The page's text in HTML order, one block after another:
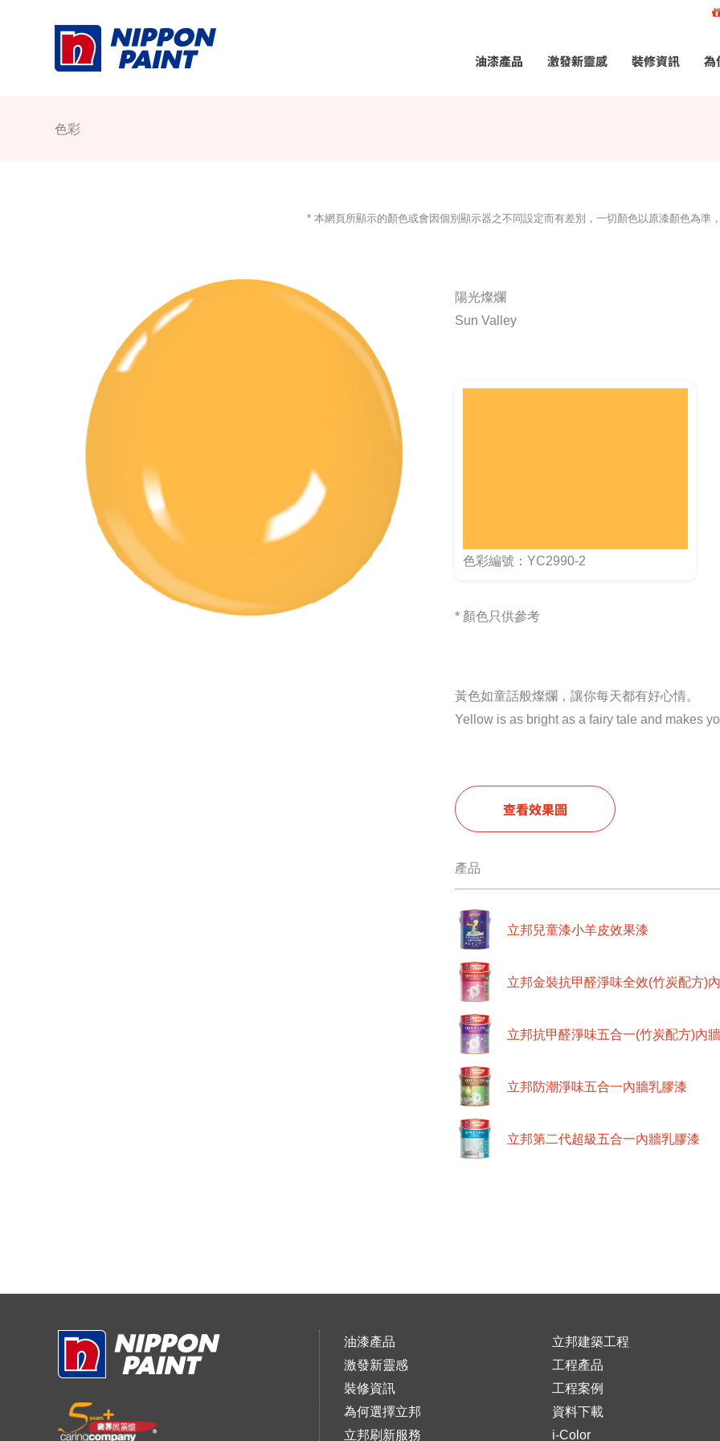
油漆產品 激發新靈感 裝修資訊 為
色彩
* 本網頁所顯示的顏色或會因個別顯示器之不同設定而有差別，一切顏色以原漆顏色為準，
陽光燦爛
Sun Valley
色彩編號：YC2990-2
* 顏色只供參考
黃色如童話般燦爛，讓你每天都有好心情。
Yellow is as bright as a fairy tale and makes
查看效果圖
產品
立邦兒童漆小羊皮效果漆
立邦金裝抗甲醛淨味全效(竹炭配方)
立邦抗甲醛淨味五合一(竹炭配方)內
立邦防潮淨味五合一內牆乳膠漆
立邦第二代超級五合一內牆乳膠漆
油漆產品
激發新靈感
裝修資訊
為何選擇立邦
立邦刷新服務
立邦建築工程
工程產品
工程案例
資料下載
i-Color